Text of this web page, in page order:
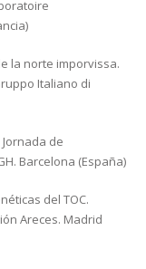
la norte imporvissa.
Italiano di
de
Barcelona (España)
del TOC.
Areces. Madrid